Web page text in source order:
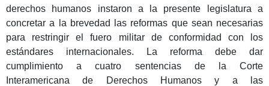
derechos humanos instaron a la presente legislatura a
concretar a la brevedad las reformas que sean necesarias
para restringir el fuero militar de conformidad con los
estándares internacionales. La reforma debe dar
cumplimiento a cuatro sentencias de la Corte
Interamericana de Derechos Humanos y a las